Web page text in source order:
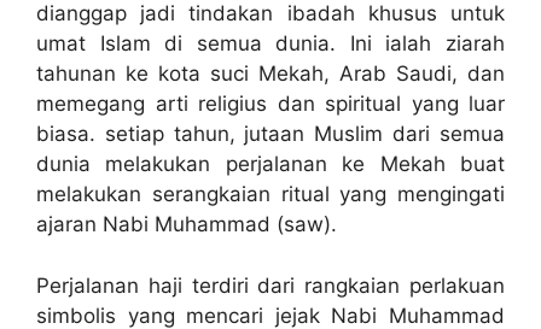
dianggap jadi tindakan ibadah khusus untuk
umat Islam di semua dunia. Ini ialah ziarah
tahunan ke kota suci Mekah, Arab Saudi, dan
memegang arti religius dan spiritual yang luar
biasa. setiap tahun, jutaan Muslim dari semua
dunia melakukan perjalanan ke Mekah buat
melakukan serangkaian ritual yang mengingati
ajaran Nabi Muhammad (saw).
Perjalanan haji terdiri dari rangkaian perlakuan
simbolis yang mencari jejak Nabi Muhammad